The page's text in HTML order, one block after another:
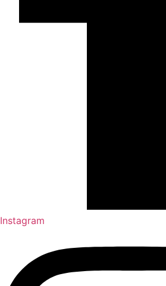
Instagram